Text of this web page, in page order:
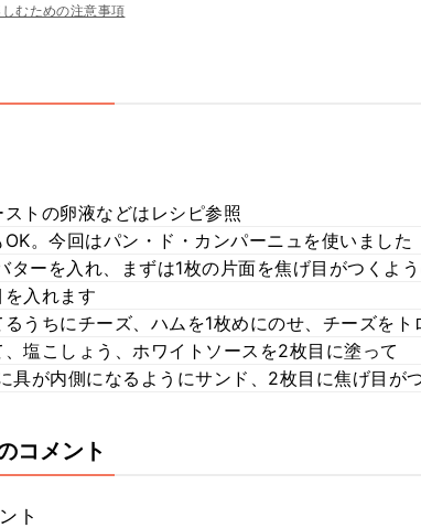
むための注意事項
トの卵液などはレシピ参照
。今回はパン・ド・カンパーニュを使いました
ターを入れ、まずは1枚の片面を焦げ目がつくよ
入れます
うちにチーズ、ハムを1枚めにのせ、チーズをト
塩こしょう、ホワイトソースを2枚目に塗って
具が内側になるようにサンド、2枚目に焦げ目が
コメント
ト